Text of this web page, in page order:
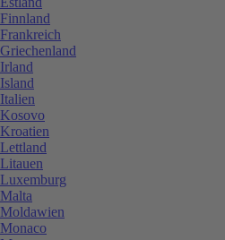
Finnland
Frankreich
Griechenland
Irland
Island
Italien
Kosovo
Kroatien
Lettland
Litauen
Luxemburg
Malta
Moldawien
Monaco